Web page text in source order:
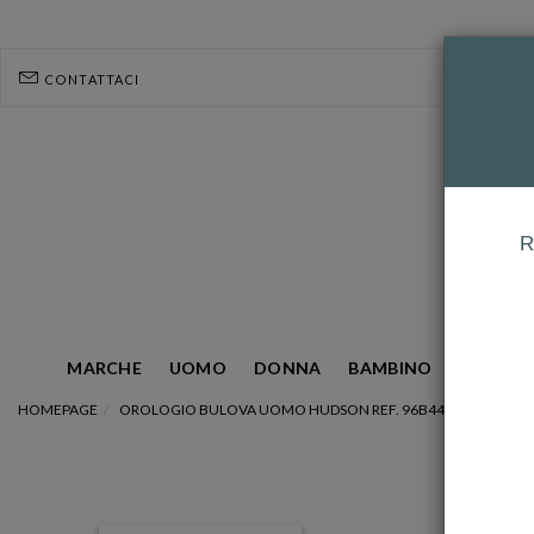
CONTATTACI
MARCHE UOMO DONNA BAMBINO
HOMEPAGE OROLOGIO BULOVA UOMO HUDSON REF. 96B441